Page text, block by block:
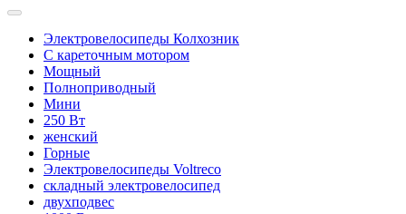
Электровелосипеды Колхозник
С кареточным мотором
Мощный
Полноприводный
Мини
250 Вт
женский
Горные
Электровелосипеды Voltreco
складный электровелосипед
двухподвес